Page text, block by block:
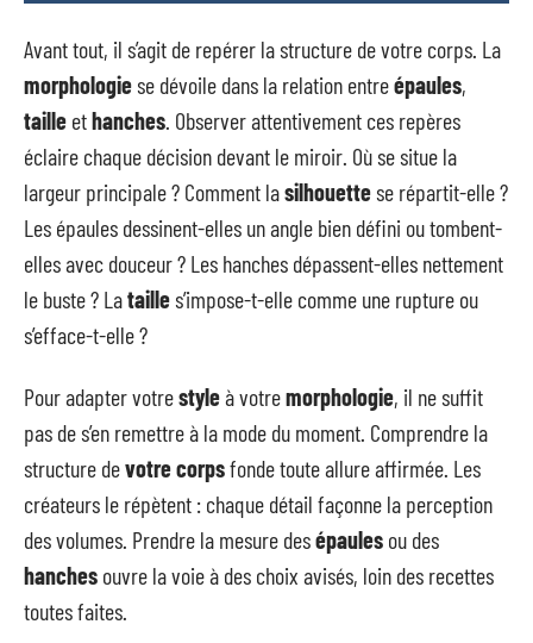
Avant tout, il s’agit de repérer la structure de votre corps. La
morphologiese dévoile dans la relation entreépaules,
taille ethanches . Observer attentivement ces repères
éclaire chaque décision devant le miroir. Où se situe la
largeur principale ? Comment lasilhouettese répartit-elle ?
Les épaules dessinent-elles un angle bien défini ou tombent-
elles avec douceur ? Les hanches dépassent-elles nettement
le buste ? Latailles’impose-t-elle comme une rupture ou
s’efface-t-elle ?
Pour adapter votrestyleà votremorphologie, il ne suffit
pas de s’en remettre à la mode du moment. Comprendre la
structure devotre corpsfonde toute allure affirmée. Les
créateurs le répètent : chaque détail façonne la perception
des volumes. Prendre la mesure desépaules ou des
hanches ouvre la voie à des choix avisés, loin des recettes
toutes faites.